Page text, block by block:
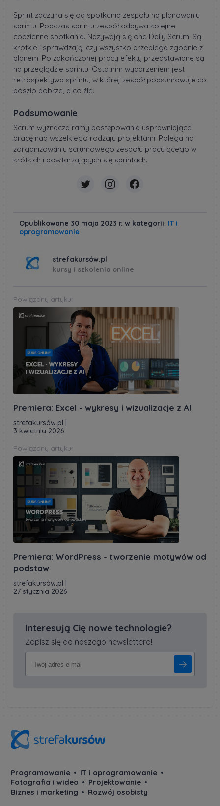
Sprint zaczyna się od spotkania zespołu na planowaniu
sprintu. Podczas sprintu zespół odbywa kolejne
codzienne spotkania. Nazywają się one Daily Scrum. Są
krótkie i sprawdzają, czy wszystko przebiega zgodnie z
planem. Po zakończonej pracy efekty przedstawiane są
na przeglądzie sprintu. Ostatnim wydarzeniem jest
retrospektywa sprintu, w której zespół podsumowuje co
poszło dobrze, a co źle.
Podsumowanie
Scrum wyznacza ramy postępowania usprawniające
pracę nad wszelkiego rodzaju projektami. Polega na
zorganizowaniu scrumowego zespołu pracującego w
krótkich i powtarzających się sprintach.
Opublikowane 30 maja 2023 r. w kategorii: IT i
oprogramowanie
strefakursów.pl
kursy i szkolenia online
Powiązany artykuł
Premiera: Excel - wykresy i wizualizacje z AI
strefakursów.pl
3 kwietnia 2026
Powiązany artykuł
Premiera: WordPress - tworzenie motywów od
podstaw
strefakursów.pl
27 stycznia 2026
Interesują Cię nowe technologie?
Zapisz się do naszego newslettera!
Programowanie
IT i oprogramowanie
Fotografia i wideo
Projektowanie
Biznes i marketing
Rozwój osobisty